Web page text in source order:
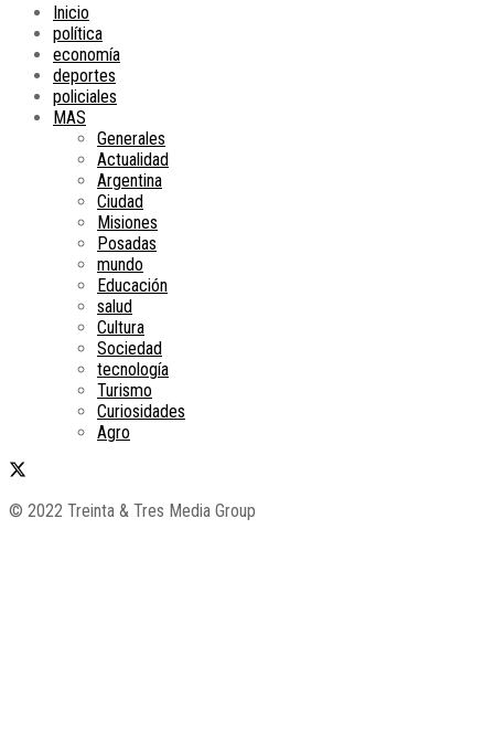
Inicio
política
economía
deportes
policiales
MAS
Generales
Actualidad
Argentina
Ciudad
Misiones
Posadas
mundo
Educación
salud
Cultura
Sociedad
tecnología
Turismo
Curiosidades
Agro
© 2022 Treinta & Tres Media Group